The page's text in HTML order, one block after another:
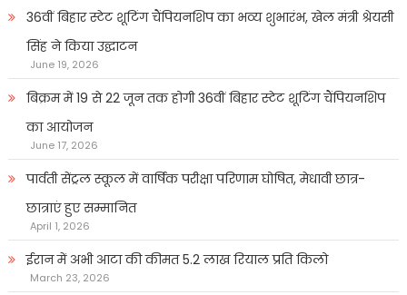
36वीं बिहार स्टेट शूटिंग चैंपियनशिप का भव्य शुभारंभ, खेल मंत्री श्रेयसी
सिंह ने किया उद्घाटन
June 19, 2026
बिक्रम में 19 से 22 जून तक होगी 36वीं बिहार स्टेट शूटिंग चैंपियनशिप
का आयोजन
June 17, 2026
पार्वती सेंट्रल स्कूल में वार्षिक परीक्षा परिणाम घोषित, मेधावी छात्र-
छात्राएं हुए सम्मानित
April 1, 2026
ईरान में अभी आटा की कीमत 5.2 लाख रियाल प्रति किलो
March 23, 2026